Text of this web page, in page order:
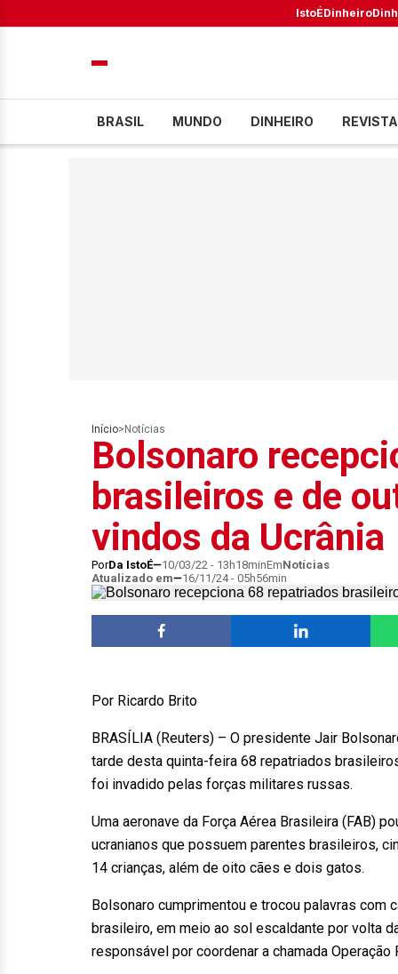
IstoÉDinheiro
BRASIL MUNDO DINHEIRO REVISTA
Início> Notícias
Bolsonaro
brasileiros e de
vindos da Ucrânia
PorDa IstoÉ 10/03/22 - 13h18minEmNotícias
Atualizado em
16/11/24 - 05h56min
Por Ricardo Brito
BRASÍLIA (Reuters) – O presidente Jair
tarde desta quinta-feira 68 repatriados
foi invadido pelas forças militares russas.
Uma aeronave da Força Aérea Brasileira (FAB)
ucranianos que possuem parentes brasileiros,
14 crianças, além de oito cães e dois gatos.
Bolsonaro cumprimentou e trocou palavras com
brasileiro, em meio ao sol escaldante por volta
responsável por coordenar a chamada Operação